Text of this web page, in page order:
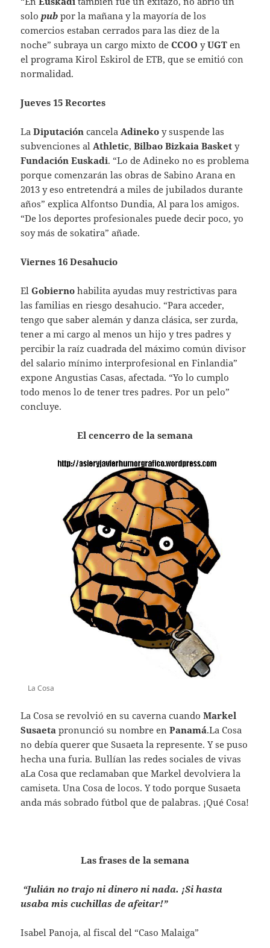
solopub por la mañana y la mayoría de los
comercios estaban cerrados para las diez de la
noche” subraya un cargo mixto deCCOO yUGTen
el programa Kirol Eskirol de ETB, que se emitió con
normalidad.
Jueves 15 Recortes
LaDiputación cancela Adinekoy suspende las
subvenciones al Athletic,Bilbao Bizkaia Basket y
Fundación Euskadi. “Lo de Adineko no es problema
porque comenzarán las obras de Sabino Arana en
2013 y eso entretendrá a miles de jubilados durante
años” explica Alfontso Dundia, Al para los amigos.
“De los deportes profesionales puede decir poco, yo
soy más de sokatira” añade.
Viernes 16 Desahucio
ElGobierno habilita ayudas muy restrictivas para
las familias en riesgo desahucio. “Para acceder,
tengo que saber alemán y danza clásica, ser zurda,
tener a mi cargo al menos un hijo y tres padres y
percibir la raíz cuadrada del máximo común divisor
del salario mínimo interprofesional en Finlandia”
expone Angustias Casas, afectada. “Yo lo cumplo
todo menos lo de tener tres padres. Por un pelo”
concluye.
El cencerro de la semana
La Cosa
La Cosa se revolvió en su caverna cuandoMarkel
Susaeta pronunció su nombre enPanamá.La Cosa
no debía querer que Susaeta la represente. Y se puso
hecha una furia. Bullían las redes sociales de vivas
aLa Cosa que reclamaban que Markel devolviera la
camiseta. Una Cosa de locos. Y todo porque Susaeta
anda más sobrado fútbol que de palabras. ¡Qué Cosa!
Las frases de la semana
“Julián no trajo ni dinero ni nada. ¡Si hasta
usaba mis cuchillas de afeitar!”
Isabel Panoja, al fiscal del “Caso Malaiga”